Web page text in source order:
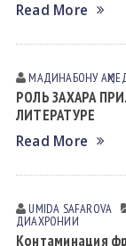
Read More
МАДИНАБОНУ
РОЛЬ ЗАХАРА
ЛИТЕРАТУРЕ
Read More
UMIDA SАFАROVА
ДИАХРОНИИ
Контаминация